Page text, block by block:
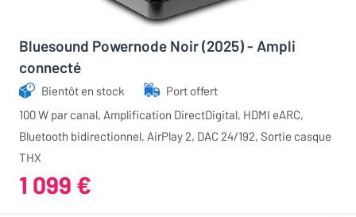
Bluesound Powernode Noir (2025) - Ampli
connecté
Bientôt en stock
Port offert
100 W par canal, Amplification DirectDigital, HDMI eARC,
Bluetooth bidirectionnel, AirPlay 2, DAC 24/192, Sortie casque
THX
1 099 €